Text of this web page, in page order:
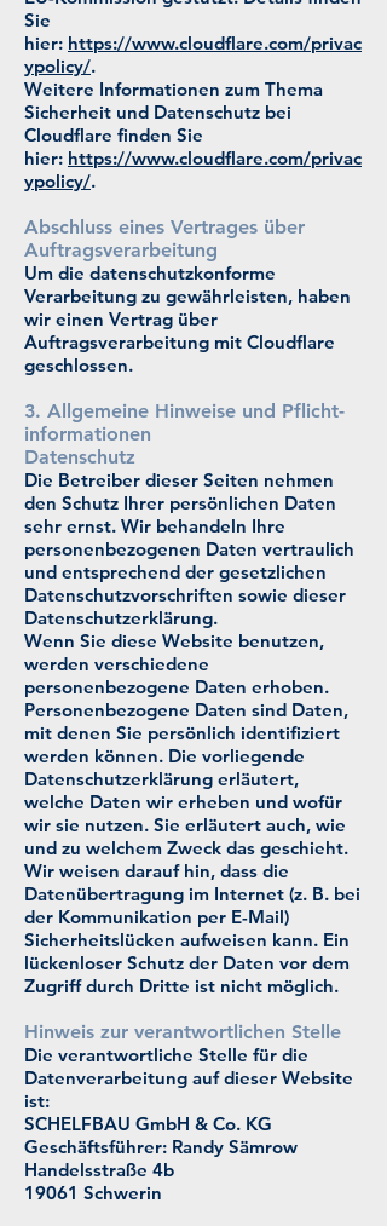
Sie
hier: https://www.cloudflare.com/privac
ypolicy/.
Weitere Informationen zum Thema
Sicherheit und Datenschutz bei
Cloudflare finden Sie
hier: https://www.cloudflare.com/privac
ypolicy/.
Abschluss eines Vertrages über
Auftrags­verarbeitung
Um die datenschutzkonforme
Verarbeitung zu gewährleisten, haben
wir einen Vertrag über
Auftragsverarbeitung mit Cloudflare
geschlossen.
3. Allgemeine Hinweise und Pflicht­
informationen
Datenschutz
Die Betreiber dieser Seiten nehmen
den Schutz Ihrer persönlichen Daten
sehr ernst. Wir behandeln Ihre
personenbezogenen Daten vertraulich
und entsprechend der gesetzlichen
Datenschutzvorschriften sowie dieser
Datenschutzerklärung.
Wenn Sie diese Website benutzen,
werden verschiedene
personenbezogene Daten erhoben.
Personenbezogene Daten sind Daten,
mit denen Sie persönlich identifiziert
werden können. Die vorliegende
Datenschutzerklärung erläutert,
welche Daten wir erheben und wofür
wir sie nutzen. Sie erläutert auch, wie
und zu welchem Zweck das geschieht.
Wir weisen darauf hin, dass die
Datenübertragung im Internet (z. B. bei
der Kommunikation per E-Mail)
Sicherheitslücken aufweisen kann. Ein
lückenloser Schutz der Daten vor dem
Zugriff durch Dritte ist nicht möglich.
Hinweis zur verantwortlichen Stelle
Die verantwortliche Stelle für die
Datenverarbeitung auf dieser Website
ist:
SCHELFBAU GmbH & Co. KG​
Geschäftsführer: Randy Sämrow
Handelsstraße 4b
19061 Schwerin